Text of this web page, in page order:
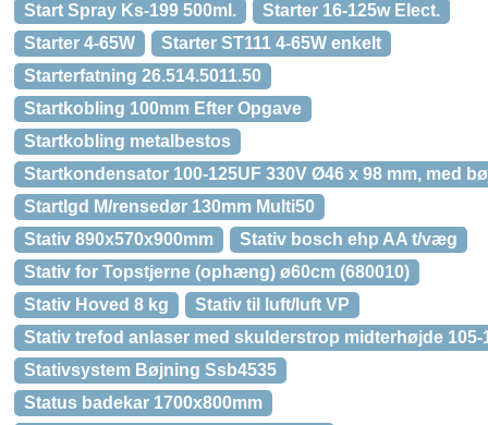
Start Spray Ks-199 500ml.
Starter 16-125w Elect.
Starter 4-65W
Starter ST111 4-65W enkelt
Starterfatning 26.514.5011.50
Startkobling 100mm Efter Opgave
Startkobling metalbestos
Startkondensator 100-125UF 330V Ø46 x 98 mm, med
Startlgd M/rensedør 130mm Multi50
Stativ 890x570x900mm
Stativ bosch ehp AA t/væg
Stativ for Topstjerne (ophæng) ø60cm (680010)
Stativ Hoved 8 kg
Stativ til luft/luft VP
Stativ trefod anlaser med skulderstrop midterhøjde 105-
Stativsystem Bøjning Ssb4535
Status badekar 1700x800mm